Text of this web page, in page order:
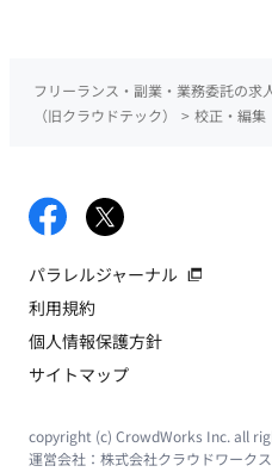
フリーランス・副業・業務委託の求
（旧クラウドテック）
> 校正・編集
パラレルジャーナル
利用規約
個人情報保護方針
サイトマップ
copyright (c) CrowdWorks Inc. all
運営会社： 株式会社クラウドワークス